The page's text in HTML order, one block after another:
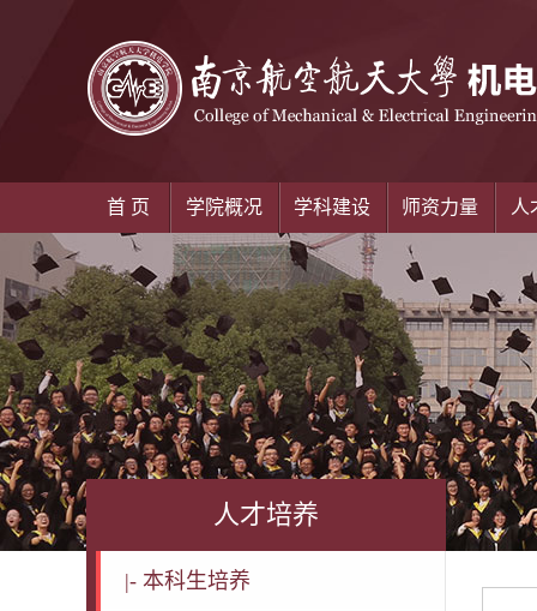
首 页 学院概况 学科建设 师资力量 人
人才培养
|- 本科生培养